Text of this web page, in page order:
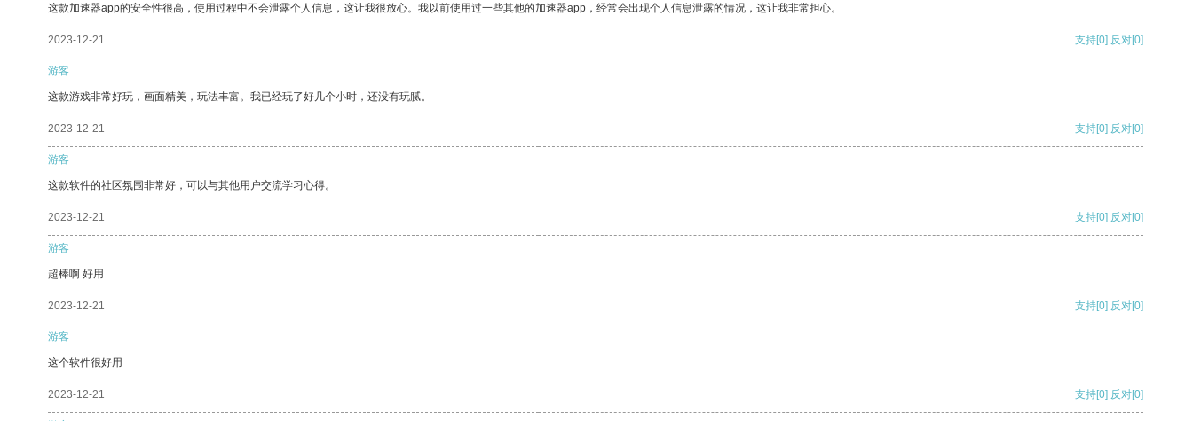
这款加速器app的安全性很高，使用过程中不会泄露个人信息，这让我很放心。我以前使用过一些其他的加速器app，经常会出现个人信息泄露的情况，这让我非常担心。
2023-12-21 支持[0] 反对[0]
游客
这款游戏非常好玩，画面精美，玩法丰富。我已经玩了好几个小时，还没有玩腻。
2023-12-21 支持[0] 反对[0]
游客
这款软件的社区氛围非常好，可以与其他用户交流学习心得。
2023-12-21 支持[0] 反对[0]
游客
超棒啊 好用
2023-12-21 支持[0] 反对[0]
游客
这个软件很好用
2023-12-21 支持[0] 反对[0]